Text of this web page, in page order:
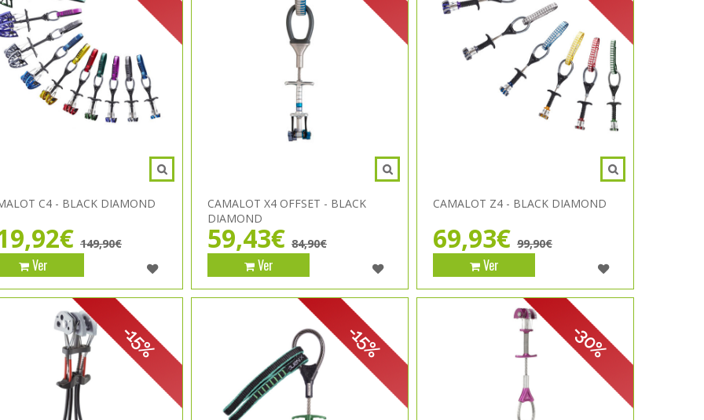
C4 - BLACK DIAMOND
149,90€
Ver
CAMALOT X4 OFFSET - BLACK
DIAMOND
59,43€ 84,90€
Ver
CAMALOT Z4 - BLACK DIAMOND
69,93€ 99,90€
Ver
-15% -15% -30%